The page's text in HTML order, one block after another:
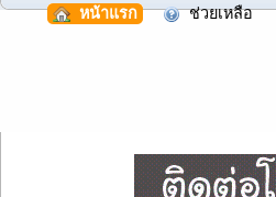
หน้าแรก ช่วยเหลือ